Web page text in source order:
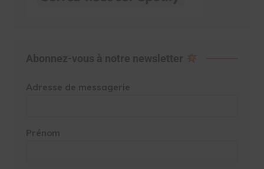
Abonnez-vous à notre newsletter
Adresse de messagerie
Prénom